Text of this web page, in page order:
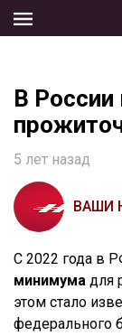
the
В
5 лет назад
ВАШИ
С 2022 года в
минимума для
этом стало
федерального